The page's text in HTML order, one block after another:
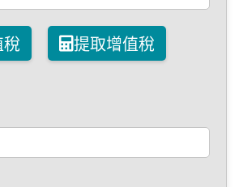
稅 提取增值稅